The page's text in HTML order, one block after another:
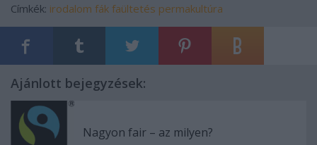
Címkék: irodalom fák faültetés permakultúra
Ajánlott bejegyzések:
Nagyon fair – az milyen?